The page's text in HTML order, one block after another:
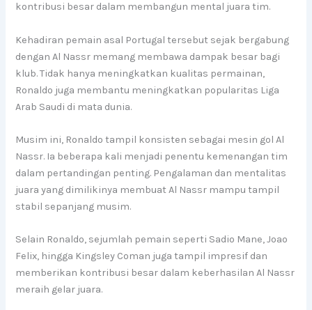
kontribusi besar dalam membangun mental juara tim.
Kehadiran pemain asal Portugal tersebut sejak bergabung
dengan Al Nassr memang membawa dampak besar bagi
klub. Tidak hanya meningkatkan kualitas permainan,
Ronaldo juga membantu meningkatkan popularitas Liga
Arab Saudi di mata dunia.
Musim ini, Ronaldo tampil konsisten sebagai mesin gol Al
Nassr. Ia beberapa kali menjadi penentu kemenangan tim
dalam pertandingan penting. Pengalaman dan mentalitas
juara yang dimilikinya membuat Al Nassr mampu tampil
stabil sepanjang musim.
Selain Ronaldo, sejumlah pemain seperti Sadio Mane, Joao
Felix, hingga Kingsley Coman juga tampil impresif dan
memberikan kontribusi besar dalam keberhasilan Al Nassr
meraih gelar juara.